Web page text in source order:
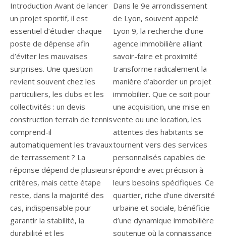
Introduction Avant de lancer
un projet sportif, il est
essentiel d’étudier chaque
poste de dépense afin
d’éviter les mauvaises
surprises. Une question
revient souvent chez les
particuliers, les clubs et les
collectivités : un devis
construction terrain de tennis
comprend-il
automatiquement les travaux
de terrassement ? La
réponse dépend de plusieurs
critères, mais cette étape
reste, dans la majorité des
cas, indispensable pour
garantir la stabilité, la
durabilité et les
Dans le 9e arrondissement
de Lyon, souvent appelé
Lyon 9, la recherche d’une
agence immobilière alliant
savoir-faire et proximité
transforme radicalement la
manière d’aborder un projet
immobilier. Que ce soit pour
une acquisition, une mise en
vente ou une location, les
attentes des habitants se
tournent vers des services
personnalisés capables de
répondre avec précision à
leurs besoins spécifiques. Ce
quartier, riche d’une diversité
urbaine et sociale, bénéficie
d’une dynamique immobilière
soutenue où la connaissance